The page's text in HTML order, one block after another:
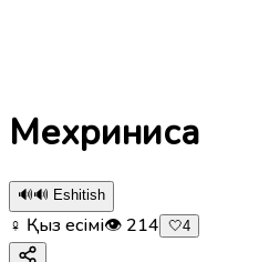
Мехриниса
🔊🔊 Eshitish
♀ Қыз есімі👁 214 🤍4